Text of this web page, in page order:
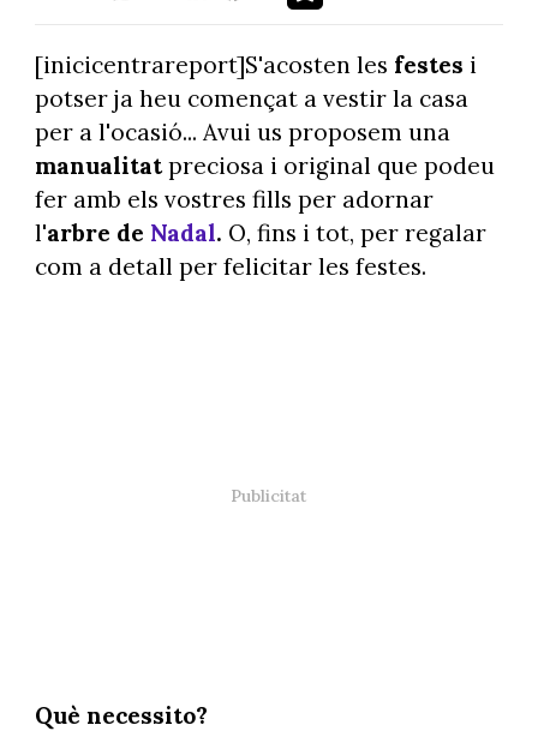
[inicicentrareport]S'acosten les festes i
potser ja heu començat a vestir la casa
per a l'ocasió... Avui us proposem una
manualitatpreciosa i original que podeu
fer amb els vostres fills per adornar
l'arbre de Nadal. O, fins i tot, per regalar
com a detall per felicitar les festes.
Què necessito?